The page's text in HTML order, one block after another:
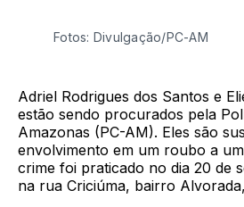
Fotos: Divulgação/PC-AM
Adriel Rodrigues dos Santos e
estão sendo procurados pela
Amazonas (PC-AM). Eles são
envolvimento em um roubo a
crime foi praticado no dia 20 de
na rua Criciúma, bairro